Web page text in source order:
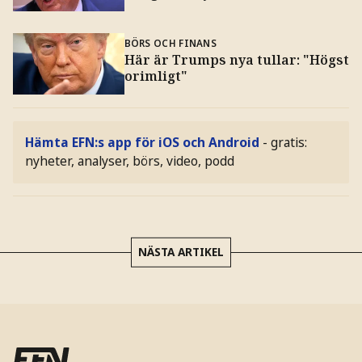
BÖRS OCH FINANS
Här är Trumps nya tullar: "Högst
orimligt"
Hämta EFN:s app för iOS och Android - gratis:
nyheter, analyser, börs, video, podd
NÄSTA ARTIKEL